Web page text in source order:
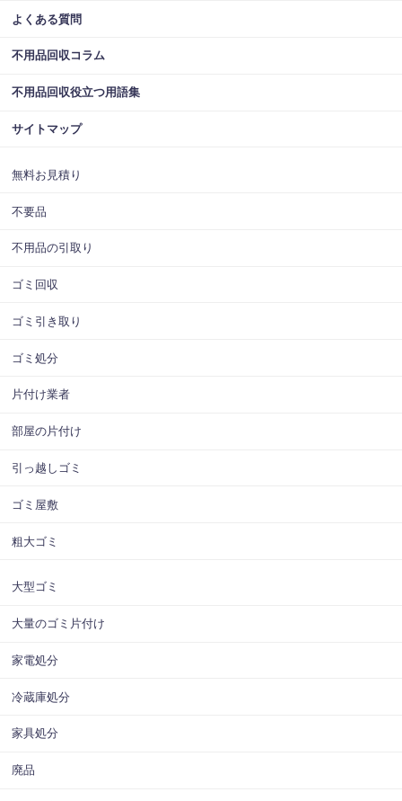
よくある質問
不用品回収コラム
不用品回収役立つ用語集
サイトマップ
無料お見積り
不要品
不用品の引取り
ゴミ回収
ゴミ引き取り
ゴミ処分
片付け業者
部屋の片付け
引っ越しゴミ
ゴミ屋敷
粗大ゴミ
大型ゴミ
大量のゴミ片付け
家電処分
冷蔵庫処分
家具処分
廃品